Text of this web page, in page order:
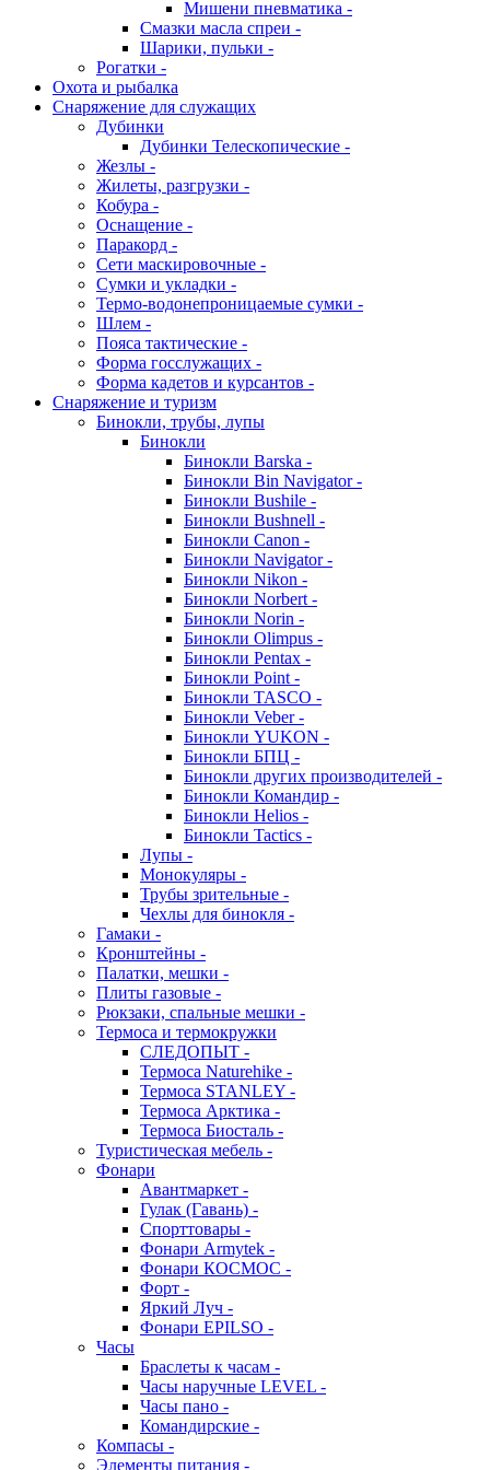
Мишени пневматика -
Смазки масла спреи -
Шарики, пульки -
Рогатки -
Охота и рыбалка
Снаряжение для служащих
Дубинки
Дубинки Телескопические -
Жезлы -
Жилеты, разгрузки -
Кобура -
Оснащение -
Паракорд -
Сети маскировочные -
Сумки и укладки -
Термо-водонепроницаемые сумки -
Шлем -
Пояса тактические -
Форма госслужащих -
Форма кадетов и курсантов -
Снаряжение и туризм
Бинокли, трубы, лупы
Бинокли
Бинокли Barska -
Бинокли Bin Navigator -
Бинокли Bushile -
Бинокли Bushnell -
Бинокли Canon -
Бинокли Navigator -
Бинокли Nikon -
Бинокли Norbert -
Бинокли Norin -
Бинокли Olimpus -
Бинокли Pentax -
Бинокли Point -
Бинокли TASCO -
Бинокли Veber -
Бинокли YUKON -
Бинокли БПЦ -
Бинокли других производителей -
Бинокли Командир -
Бинокли Helios -
Бинокли Tactics -
Лупы -
Монокуляры -
Трубы зрительные -
Чехлы для бинокля -
Гамаки -
Кронштейны -
Палатки, мешки -
Плиты газовые -
Рюкзаки, спальные мешки -
Термоса и термокружки
СЛЕДОПЫТ -
Термоса Naturehike -
Термоса STANLEY -
Термоса Арктика -
Термоса Биосталь -
Туристическая мебель -
Фонари
Авантмаркет -
Гулак (Гавань) -
Спорттовары -
Фонари Armytek -
Фонари КОСМОС -
Форт -
Яркий Луч -
Фонари EPILSO -
Часы
Браслеты к часам -
Часы наручные LEVEL -
Часы пано -
Командирские -
Компасы -
Элементы питания -